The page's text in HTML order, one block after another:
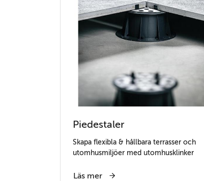
Piedestaler
Skapa flexibla & hållbara terrasser och
utomhusmiljöer med utomhusklinker
Läs mer